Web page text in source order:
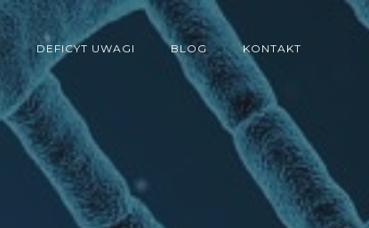
DEFICYT UWAGI BLOG KONTAKT